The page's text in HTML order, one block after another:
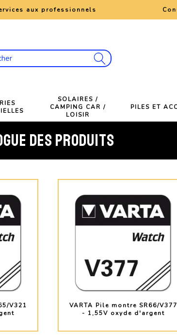
aux professionnels
SOLAIRES /
CAMPING CAR /
LOISIR
PILES ET
DES PRODUITS
V321
VARTA Pile montre SR66/V377
- 1,55V oxyde d'argent